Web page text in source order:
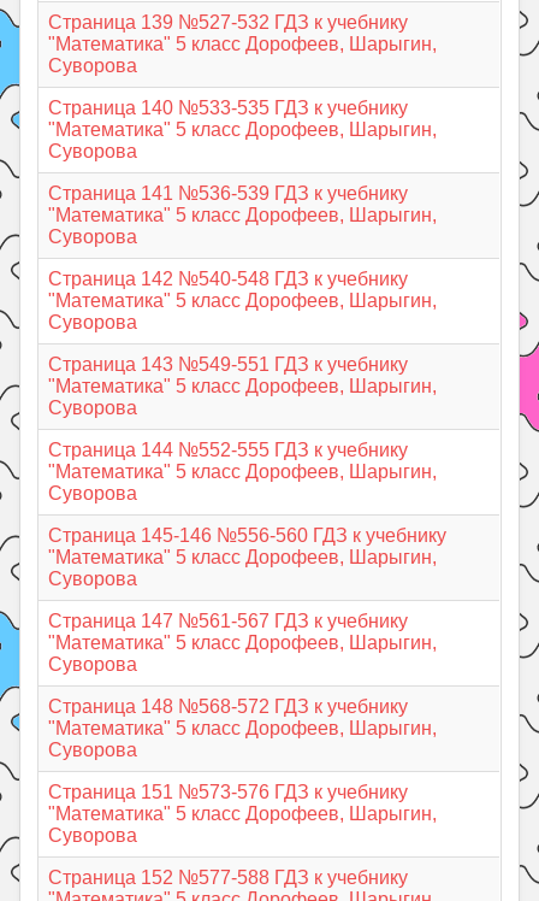
Страница 139 №527-532 ГДЗ к учебнику
"Математика" 5 класс Дорофеев, Шарыгин,
Суворова
Страница 140 №533-535 ГДЗ к учебнику
"Математика" 5 класс Дорофеев, Шарыгин,
Суворова
Страница 141 №536-539 ГДЗ к учебнику
"Математика" 5 класс Дорофеев, Шарыгин,
Суворова
Страница 142 №540-548 ГДЗ к учебнику
"Математика" 5 класс Дорофеев, Шарыгин,
Суворова
Страница 143 №549-551 ГДЗ к учебнику
"Математика" 5 класс Дорофеев, Шарыгин,
Суворова
Страница 144 №552-555 ГДЗ к учебнику
"Математика" 5 класс Дорофеев, Шарыгин,
Суворова
Страница 145-146 №556-560 ГДЗ к учебнику
"Математика" 5 класс Дорофеев, Шарыгин,
Суворова
Страница 147 №561-567 ГДЗ к учебнику
"Математика" 5 класс Дорофеев, Шарыгин,
Суворова
Страница 148 №568-572 ГДЗ к учебнику
"Математика" 5 класс Дорофеев, Шарыгин,
Суворова
Страница 151 №573-576 ГДЗ к учебнику
"Математика" 5 класс Дорофеев, Шарыгин,
Суворова
Страница 152 №577-588 ГДЗ к учебнику